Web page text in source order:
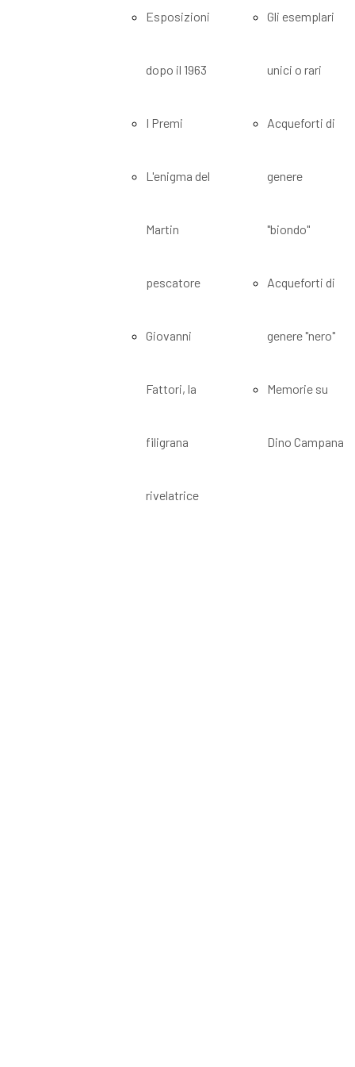
Esposizioni
dopo il 1963
I Premi
L'enigma del
Martin
pescatore
Giovanni
Fattori, la
filigrana
rivelatrice
Gli esemplari
unici o rari
Acqueforti di
genere
"biondo"
Acqueforti di
genere "nero"
Memorie su
Dino Campana